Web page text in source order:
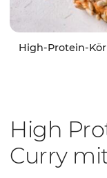
High-Protein-
High
Curry